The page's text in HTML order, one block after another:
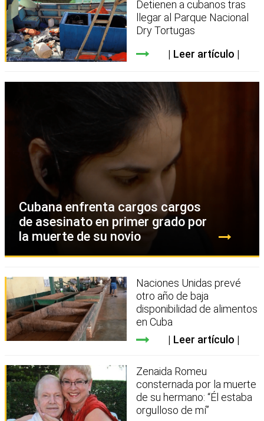
Detienen a cubanos tras
llegar al Parque Nacional
Dry Tortugas
Leer artículo
Cubana enfrenta cargos cargos
de asesinato en primer grado por
la muerte de su novio
Naciones Unidas prevé
otro año de baja
disponibilidad de alimentos
en Cuba
Leer artículo
Zenaida Romeu
consternada por la muerte
de su hermano: “Él estaba
orgulloso de mí”